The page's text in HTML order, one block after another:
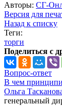
Авторы: СГ-
Версия для
Назад к списку
Теги:
торги
Поделиться с
Вопрос-ответ
В чем
Ольга
генеральный